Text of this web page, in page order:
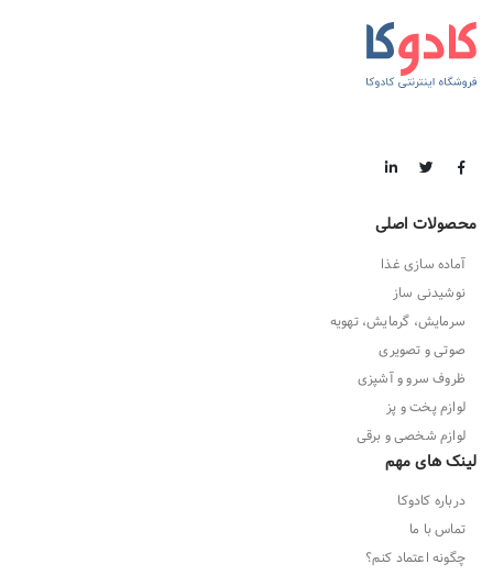
محصولات اصلی
آماده سازی غذا
نوشیدنی ساز
سرمایش، گرمایش، تهویه
صوتی و تصویری
ظروف سرو و آشپزی
لوازم پخت و پز
لوازم شخصی و برقی
لینک های مهم
درباره کادوکا
تماس با ما
چگونه اعتماد کنم؟